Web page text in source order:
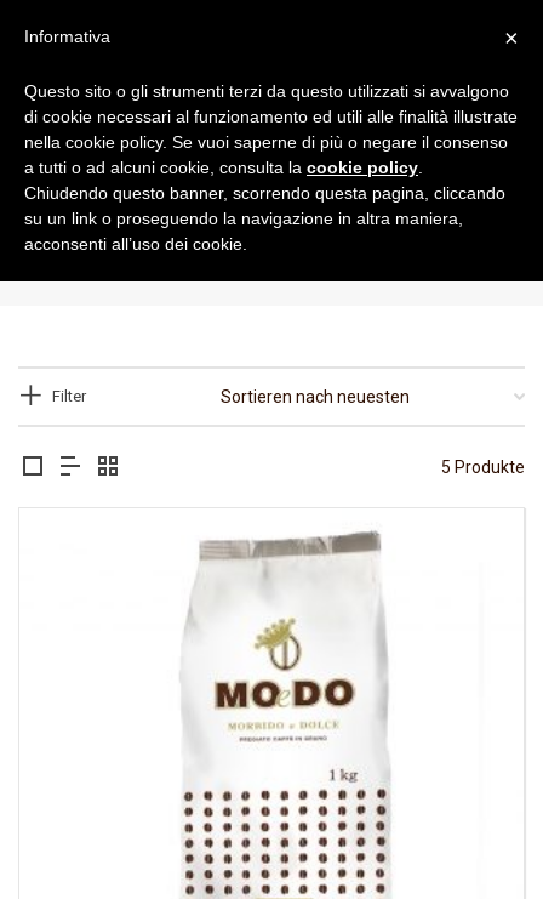
Per il bar
Filter
5 Produkte
×
Informativa
Questo sito o gli strumenti terzi da questo utilizzati si avvalgono
di cookie necessari al funzionamento ed utili alle finalità illustrate
nella cookie policy. Se vuoi saperne di più o negare il consenso
a tutti o ad alcuni cookie, consulta la cookie policy
Chiudendo questo banner, scorrendo questa pagina, cliccando
su un link o proseguendo la navigazione in altra maniera,
acconsenti all’uso dei cookie.